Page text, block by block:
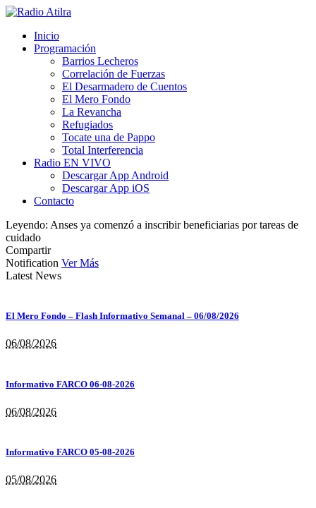
Inicio
Programación
Barrios Lecheros
Correlación de Fuerzas
El Desarmadero de Cuentos
El Mero Fondo
La Revancha
Refugiados
Tocate una de Pappo
Total Interferencia
Radio EN VIVO
Descargar App Android
Descargar App iOS
Contacto
Leyendo: Anses ya comenzó a inscribir beneficiarias por tareas de
cuidado
Compartir
Notification Ver Más
Latest News
El Mero Fondo – Flash Informativo Semanal – 06/08/2026
06/08/2026
Informativo FARCO 06-08-2026
06/08/2026
Informativo FARCO 05-08-2026
05/08/2026